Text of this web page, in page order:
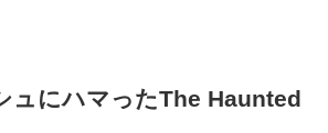
ュにハマったThe Haunted